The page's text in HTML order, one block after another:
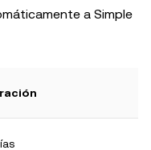
a Simple